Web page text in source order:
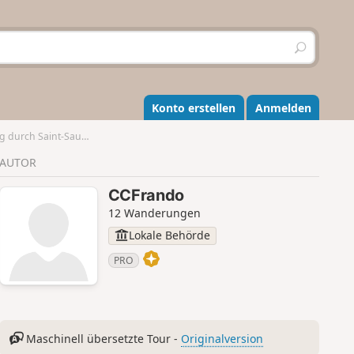
S
u
h
e
n
Konto erstellen Anmelden
Saint-Sauveur
AUTOR
CCFrando
12 Wanderungen
Lokale Behörde
PRO
Maschinell übersetzte Tour - Originalversion